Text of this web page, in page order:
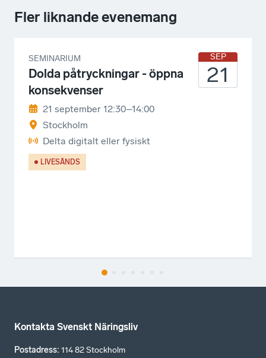
Fler liknande evenemang
SEMINARIUM
Dolda påtryckningar - öppna
konsekvenser
21 september 12:30–14:00
Stockholm
Delta digitalt eller fysiskt
LIVESÄNDS
SEP
21
Kontakta Svenskt Näringsliv
Postadress: 114 82 Stockholm